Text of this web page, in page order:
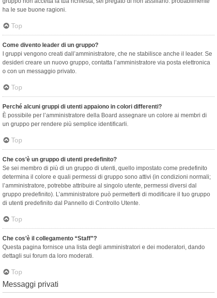
ha le sue buone ragioni.
Top
Come divento leader di un gruppo?
I gruppi vengono creati dall’amministratore, che ne stabilisce anche il leader. Se
desideri creare un nuovo gruppo, contatta l’amministratore via posta elettronica
o con un messaggio privato.
Top
Perché alcuni gruppi di utenti appaiono in colori differenti?
È possibile per l’amministratore della Board assegnare un colore ai membri di
un gruppo per rendere più semplice identificarli.
Top
Che cos’è un gruppo di utenti predefinito?
Se sei membro di più di un gruppo di utenti, quello impostato come predefinito
determina il colore e quali permessi di gruppo sono attivi (in condizioni normali;
l’amministratore, potrebbe attribuire al singolo utente, permessi diversi dal
gruppo predefinito). L’amministratore può permetterti di modificare il tuo gruppo
di utenti predefinito dal Pannello di Controllo Utente.
Top
Che cos’è il collegamento “Staff”?
Questa pagina fornisce una lista degli amministratori e dei moderatori, dando
dettagli sui forum da loro moderati.
Top
Messaggi privati